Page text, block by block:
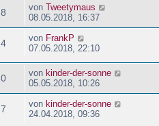
von Tweetymaus
08.05.2018, 16:37
von FrankP
07.05.2018, 22:10
von kinder-der-sonne
05.05.2018, 10:26
von kinder-der-sonne
24.04.2018, 09:36